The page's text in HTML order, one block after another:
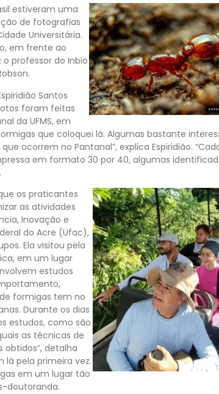
estiveram uma
de fotografias
Universitária.
em frente ao
professor do Inbio
Santos
foram feitas
da UFMS, em
que coloquei lá. Algumas bastante
ocorrem no Pantanal”, explica Espiridião.
em formato 30 por 40, algumas
os praticantes
as atividades
Inovação e
do Acre (Ufac),
Ela visitou pela
em um lugar
estudos
formigas tem no
Durante os dias
estudos, como são
as técnicas de
detalha
lá pela primeira vez.
em um lugar tão
doutoranda.